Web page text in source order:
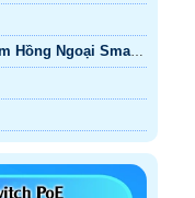
Hồng Ngoại Smart